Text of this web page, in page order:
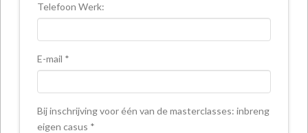
Telefoon Werk:
E-mail *
Bij inschrijving voor één van de masterclasses: inbreng
eigen casus *